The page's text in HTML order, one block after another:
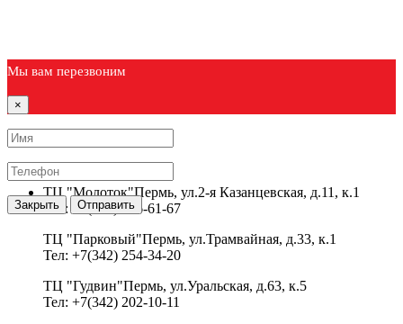
Мы вам перезвоним
×
Закрыть Отправить
Sauna-perm.ru
ТЦ "Молоток"Пермь, ул.2-я Казанцевская, д.11, к.1
Тел: +7(342) 256-61-67
ТЦ "Парковый"Пермь, ул.Трамвайная, д.33, к.1
Тел: +7(342) 254-34-20
ТЦ "Гудвин"Пермь, ул.Уральская, д.63, к.5
Тел: +7(342) 202-10-11